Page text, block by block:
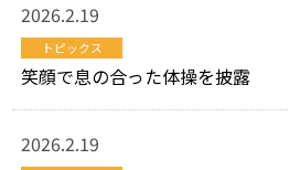
2026.2.19
トピックス
笑顔で息の合った体操を披露
2026.2.19